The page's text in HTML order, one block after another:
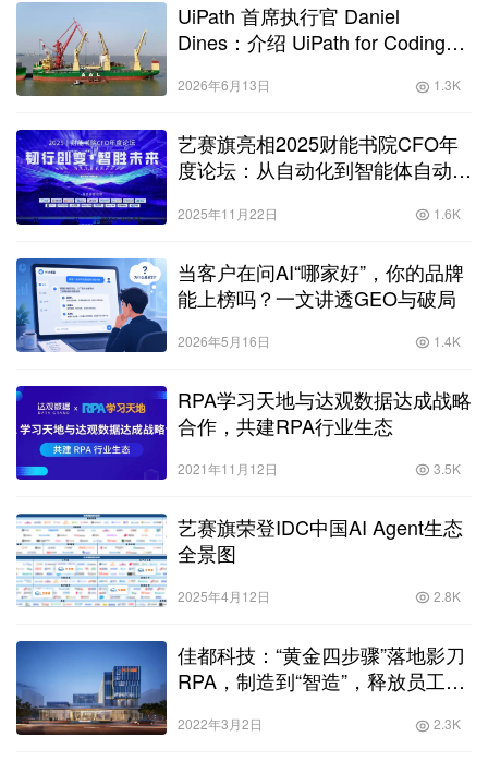
UiPath 首席执行官 Daniel
Dines：介绍 UiPath for Coding
靠性
2026年6月13日 1.3K
艺赛旗亮相2025财能书院CFO年
度论坛：从自动化到智能体自动
2025年11月22日 1.6K
当客户在问AI“哪家好”，你的品牌
能上榜吗？一文讲透GEO与破局
2026年5月16日 1.4K
RPA学习天地与达观数据达成战略
合作，共建RPA行业生态
2021年11月12日 3.5K
艺赛旗荣登IDC中国AI Agent生态
全景图
2025年4月12日 2.8K
佳都科技：“黄金四步骤”落地影刀
RPA，制造到“智造”，释放员工创
2022年3月2日 2.3K